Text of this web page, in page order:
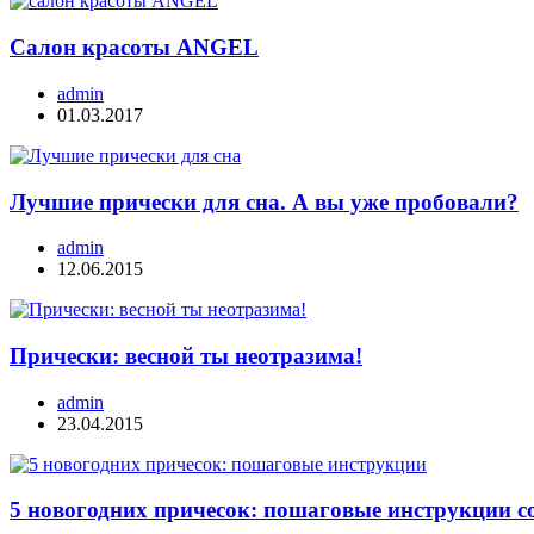
Салон красоты ANGEL
admin
01.03.2017
Лучшие прически для сна. А вы уже пробовали?
admin
12.06.2015
Прически: весной ты неотразима!
admin
23.04.2015
5 новогодних причесок: пошаговые инструкции